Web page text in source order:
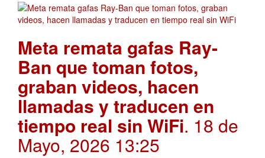
Meta remata gafas Ray-
Ban que toman fotos,
graban videos, hacen
llamadas y traducen en
tiempo real sin WiFi. 18 de
Mayo, 2026 13:25